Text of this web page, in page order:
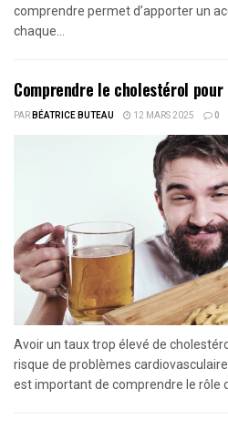
comprendre permet d’apporter un
chaque...
Comprendre le cholestérol
PARBÉATRICE BUTEAU 12 MARS 2025 0
Avoir un taux trop élevé de
risque de problèmes
est important de comprendre le rôle